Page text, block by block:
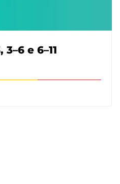
e 6–11